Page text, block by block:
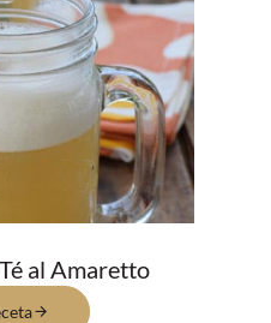
al Amaretto